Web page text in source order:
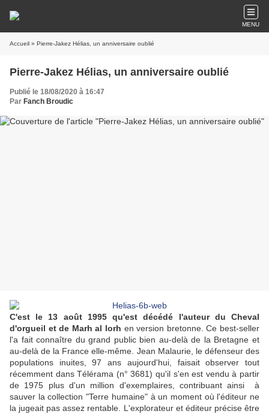
MENU
Accueil » Pierre-Jakez Hélias, un anniversaire oublié
Pierre-Jakez Hélias, un anniversaire oublié
Publié le 18/08/2020 à 16:47
Par Fanch Broudic
C'est le 13 août 1995 qu'est décédé l'auteur du Cheval
d'orgueil et de Marh al lorh en version bretonne. Ce best-seller
l'a fait connaître du grand public bien au-delà de la Bretagne et
au-delà de la France elle-même. Jean Malaurie, le défenseur des
populations inuites, 97 ans aujourd'hui, faisait observer tout
récemment dans Télérama (n° 3681) qu'il s'en est vendu à partir
de 1975 plus d'un million d'exemplaires, contribuant ainsi à
sauver la collection "Terre humaine" à un moment où l'éditeur ne
la jugeait pas assez rentable. L'explorateur et éditeur précise être